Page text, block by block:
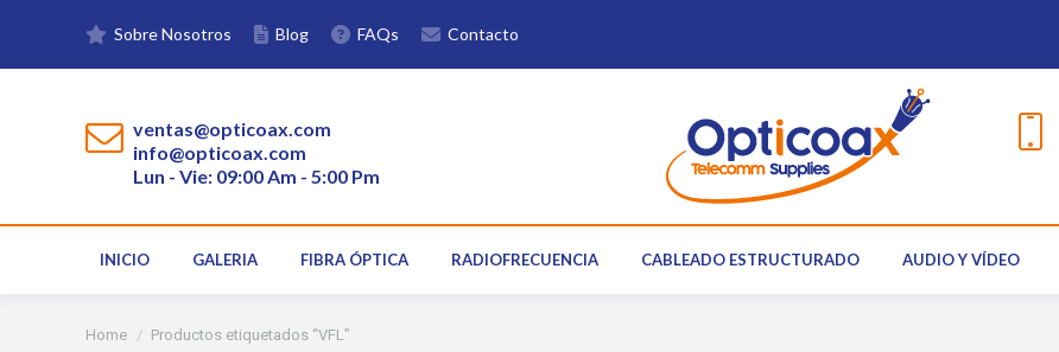
Sobre Nosotros Blog FAQs Contacto
ventas@opticoax.com
info@opticoax.com
Lun - Vie: 09:00 Am - 5:00 Pm
INICIO GALERIA FIBRA ÓPTICA RADIOFRECUENCIA CABLEADO ESTRUCTURADO AUDIO Y VÍDEO
You are here:
Home Productos etiquetados “VFL”